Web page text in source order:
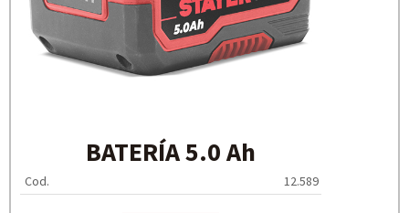
BATERÍA 5.0 Ah
Cod. 12.589